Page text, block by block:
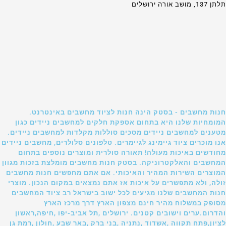
תלתן 137, מושב אורה ירושלים
חנות מחשבים - בסטק הינה חנות לציוד מחשבים באינטרנט.
המומחיות שלנו היא בתחום אספקת חלקים למחשבים ניידים כגון
מטענים למחשבים ניידים מסכים סוללות מקלדות למחשבים ניידים.
אנו מוכרים ציוד גיימינג לגיימרים. טלפונים סלולרים, מחשבים ניידים
מחודשים באיכות מעולה! תאורה סולרית ומוצרים נוספים בתחום
המחשבים והאלקטרוניקה. בסטק חנות מחשבים מומלצת בזכות מגוון
המוצרים השירות המהיר והאיכותי. אם אתם מחפשים חנות מחשבים
זולה, ולא מתפשרים על איכות אז אתם נמצאים במקום הנכון. מוצרי
חנות המחשבים שלנו מגיעים לכל ישוב בישראל רב ציוד המחשבים
מסופק במשלוח מהיר חינם מצפון הארץ דרך מרכז הארץ
והדרום.ערים וישובים קטנים. ירושלים ,תל אביב-יפו ,חיפה,ראשון
לציון,פתח תקווה ,אשדוד ,נתניה ,בני ברק ,באר שבע ,חולון ,רמת גן